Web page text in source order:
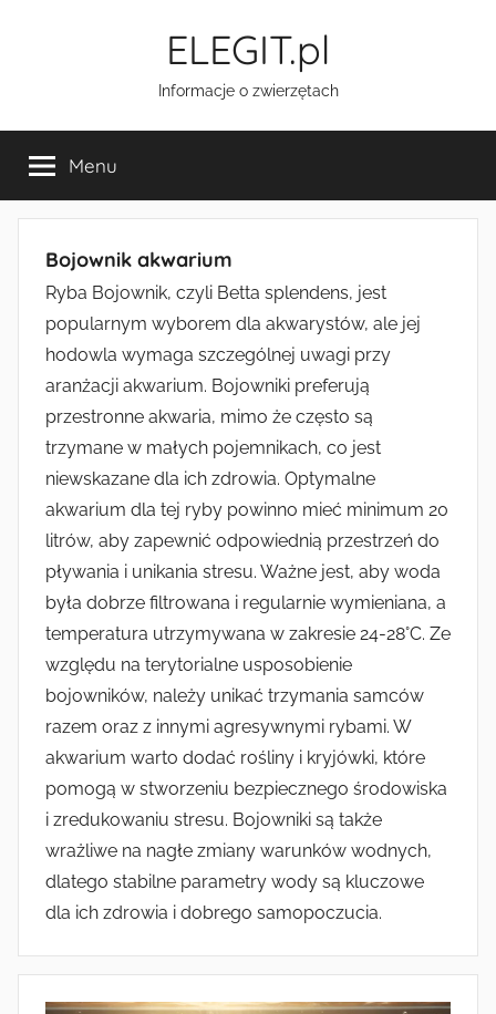
ELEGIT.pl
Informacje o zwierzętach
Menu
Bojownik akwarium
Ryba Bojownik, czyli Betta splendens, jest
popularnym wyborem dla akwarystów, ale jej
hodowla wymaga szczególnej uwagi przy
aranżacji akwarium. Bojowniki preferują
przestronne akwaria, mimo że często są
trzymane w małych pojemnikach, co jest
niewskazane dla ich zdrowia. Optymalne
akwarium dla tej ryby powinno mieć minimum 20
litrów, aby zapewnić odpowiednią przestrzeń do
pływania i unikania stresu. Ważne jest, aby woda
była dobrze filtrowana i regularnie wymieniana, a
temperatura utrzymywana w zakresie 24-28°C. Ze
względu na terytorialne usposobienie
bojowników, należy unikać trzymania samców
razem oraz z innymi agresywnymi rybami. W
akwarium warto dodać rośliny i kryjówki, które
pomogą w stworzeniu bezpiecznego środowiska
i zredukowaniu stresu. Bojowniki są także
wrażliwe na nagłe zmiany warunków wodnych,
dlatego stabilne parametry wody są kluczowe
dla ich zdrowia i dobrego samopoczucia.